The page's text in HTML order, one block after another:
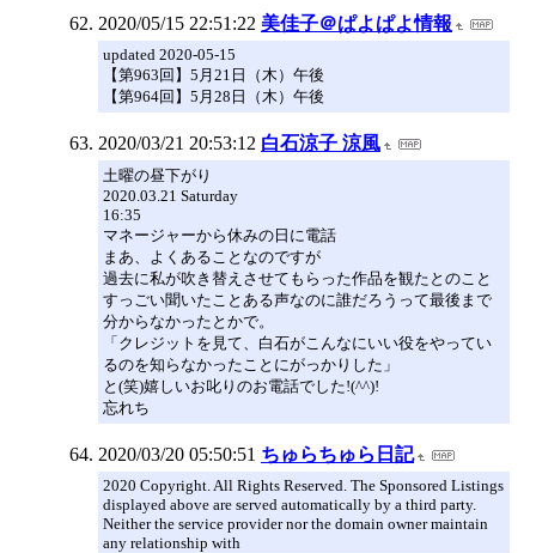
2020/05/15 22:51:22 美佳子＠ぱよぱよ情報
updated 2020-05-15
【第963回】5月21日（木）午後
【第964回】5月28日（木）午後
2020/03/21 20:53:12 白石涼子 涼風
土曜の昼下がり
2020.03.21 Saturday
16:35
マネージャーから休みの日に電話
まあ、よくあることなのですが
過去に私が吹き替えさせてもらった作品を観たとのこと
すっごい聞いたことある声なのに誰だろうって最後まで
分からなかったとかで。
「クレジットを見て、白石がこんなにいい役をやってい
るのを知らなかったことにがっかりした」
と(笑)嬉しいお叱りのお電話でした!(^^)!
忘れち
2020/03/20 05:50:51 ちゅらちゅら日記
2020 Copyright. All Rights Reserved. The Sponsored Listings
displayed above are served automatically by a third party.
Neither the service provider nor the domain owner maintain
any relationship with